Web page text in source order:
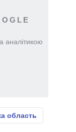
аналітикою
область